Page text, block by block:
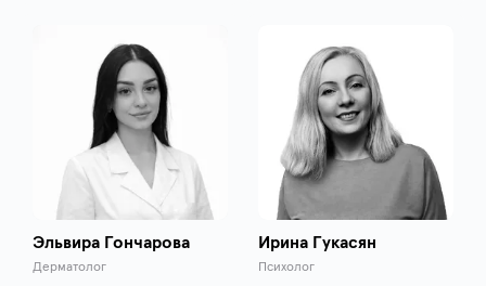
Эльвира Гончарова
Дерматолог
Ирина Гукасян
Психолог